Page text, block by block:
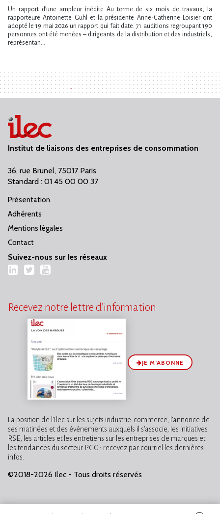
Un rapport d’une ampleur inédite Au terme de six mois de travaux, la
rapporteure Antoinette Guhl et la présidente Anne-Catherine Loisier ont
adopté le 19 mai 2026 un rapport qui fait date. 71 auditions regroupant 190
personnes ont été menées – dirigeants de la distribution et des industriels,
représentan...
Institut de liaisons des entreprises de consommation
36, rue Brunel, 75017 Paris
Standard : 01 45 00 00 37
Présentation
Adhérents
Mentions légales
Contact
Suivez-nous sur les réseaux
LinkedIn
TwitterYouTube
Recevez notre lettre d’information
JE M’ABONNE
La position de l’Ilec sur les sujets industrie-commerce, l’annonce de
ses matinées et des événements auxquels il s’associe, les initiatives
RSE, les articles et les entretiens sur les entreprises de marques et
les tendances du secteur PGC : recevez par courriel les dernières
infos.
©2018-2026 Ilec - Tous droits réservés